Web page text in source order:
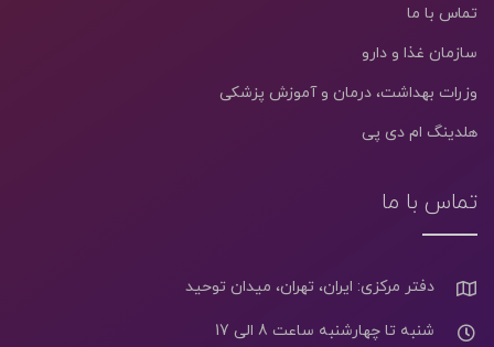
تماس با ما
سازمان غذا و دارو
وزرات بهداشت، درمان و آموزش پزشکی
هلدینگ ام دی پی
تماس با ما
دفتر مرکزی: ایران، تهران، میدان توحید
شنبه تا چهارشنبه ساعت 8 الی 17